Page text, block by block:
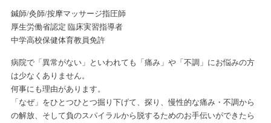
鍼師/灸師/按摩マッサージ指圧師
厚生労働省認定 臨床実習指導者
中学高校保健体育教員免許
病院で「異常がない」といわれても「痛み」や「不調」にお悩みの方
は少なくありません。
何事にも理由があります。
「なぜ」をひとつひとつ掘り下げて、探り、慢性的な痛み・不調から
の解放、そして負のスパイラルから脱するためのお手伝いができたら